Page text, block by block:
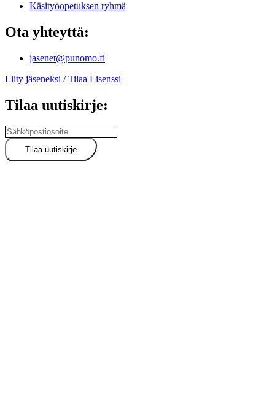
Käsityöopetuksen ryhmä
Ota yhteyttä:
jasenet@punomo.fi
Liity jäseneksi / Tilaa Lisenssi
Tilaa uutiskirje: